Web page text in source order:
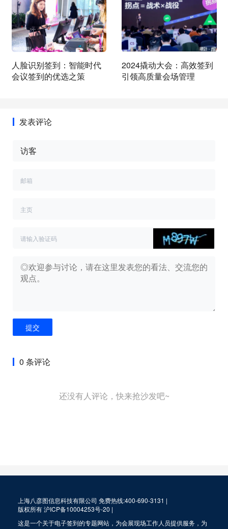
人脸识别签到：智能时代
会议签到的优选之策
2024撬动大会：高效签到
引领高质量会场管理
发表评论
提交
0 条评论
还没有人评论，快来抢沙发吧~
上海八彦图信息科技有限公司 免费热线:400-690-3131 |
版权所有沪ICP备10004253号-20 |
这是一个关于电子签到的专题网站，为会展现场工作人员提供服务，为